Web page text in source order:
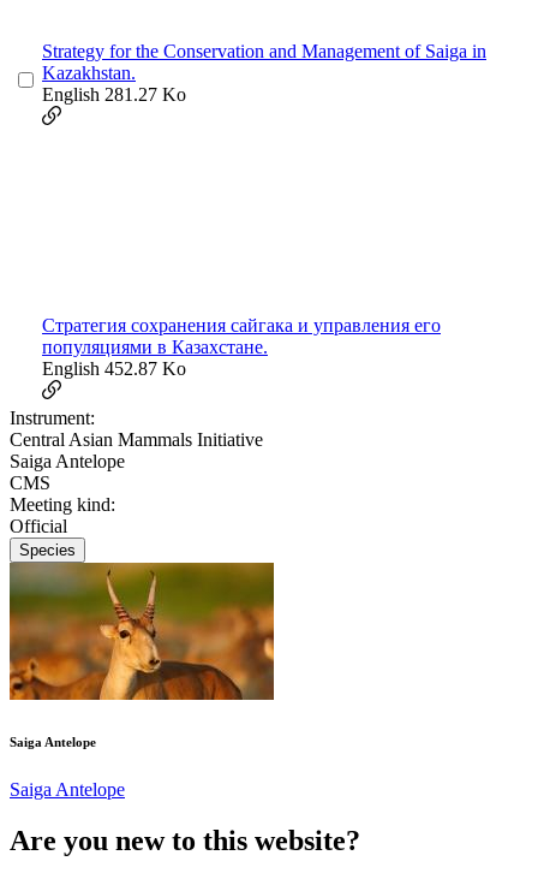
Strategy for the Conservation and Management of Saiga in
Kazakhstan.
English 281.27 Ko
Cтратегия сохранения сайгакa и управления его
популяциями в Казахстане.
English 452.87 Ko
Instrument:
Central Asian Mammals Initiative
Saiga Antelope
CMS
Meeting kind:
Official
Species
Saiga Antelope
Saiga Antelope
Are you new to this website?